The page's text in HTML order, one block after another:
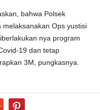
bahwa Polsek
Ops yustisi
nya program
19 dan tetap
3M, pungkasnya.